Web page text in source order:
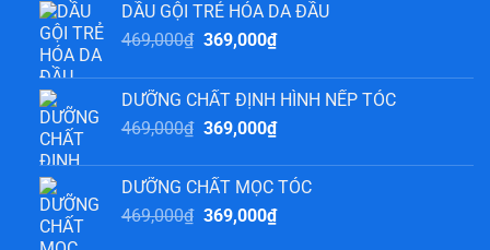
DẦU GỘI TRẺ HÓA DA ĐẦU
469,000₫ Giá
là:
469,000₫.
369,000₫Giá
tại
là:
369,000₫.
DƯỠNG CHẤT ĐỊNH HÌNH NẾP TÓC
469,000₫ Giá
là:
469,000₫.
369,000₫Giá
tại
là:
369,000₫.
DƯỠNG CHẤT MỌC TÓC
469,000₫ Giá
369,000₫Giá